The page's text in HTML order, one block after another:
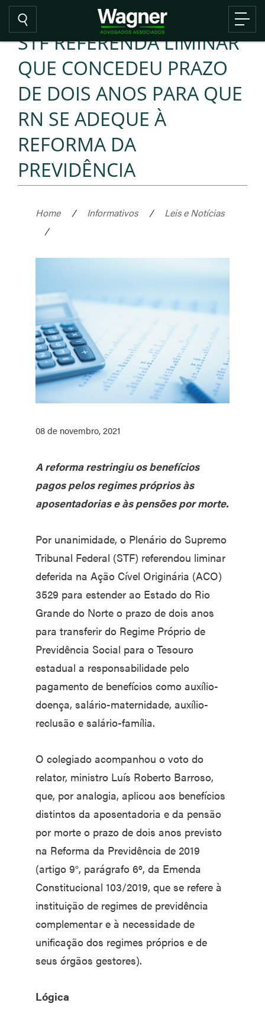
STF REFERENDA LIMINAR
QUE CONCEDEU PRAZO
DE DOIS ANOS PARA QUE
RN SE ADEQUE À
REFORMA DA
PREVIDÊNCIA
Home / Informativos /
Leis e Notícias
/
08 de novembro, 2021
A reforma restringiu os benefícios
pagos pelos regimes próprios às
aposentadorias e às pensões por morte.
Por unanimidade, o Plenário do Supremo
Tribunal Federal (STF) referendou liminar
deferida na Ação Cível Originária (ACO)
3529 para estender ao Estado do Rio
Grande do Norte o prazo de dois anos
para transferir do Regime Próprio de
Previdência Social para o Tesouro
estadual a responsabilidade pelo
pagamento de benefícios como auxílio-
doença, salário-maternidade, auxílio-
reclusão e salário-família.
O colegiado acompanhou o voto do
relator, ministro Luís Roberto Barroso,
que, por analogia, aplicou aos benefícios
distintos da aposentadoria e da pensão
por morte o prazo de dois anos previsto
na Reforma da Previdência de 2019
(artigo 9°, parágrafo 6º, da Emenda
Constitucional 103/2019, que se refere à
instituição de regimes de previdência
complementar e à necessidade de
unificação dos regimes próprios e de
seus órgãos gestores).
Lógica